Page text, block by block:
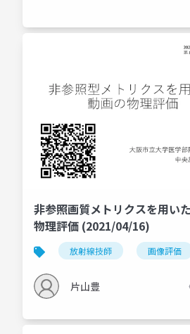
非参照画質メトリクスを用い
物理評価 (2021/04/16)
放射線技師 画像評価
片山豊